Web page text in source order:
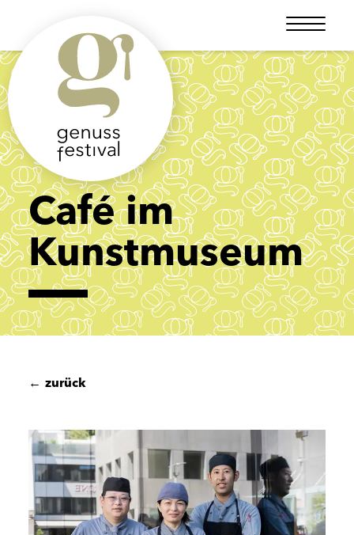
Café im
Kunstmuseum
← zurück